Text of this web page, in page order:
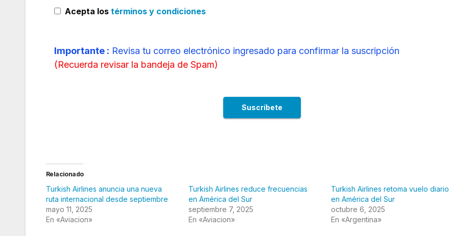
Acepta los términos y condiciones
Importante : Revisa tu correo electrónico ingresado para confirmar la suscripción
(Recuerda revisar la bandeja de Spam)
Relacionado
Turkish Airlines anuncia una nueva
ruta internacional desde septiembre
mayo 11, 2025
En «Aviacion»
Turkish Airlines reduce frecuencias
en América del Sur
septiembre 7, 2025
En «Aviacion»
Turkish Airlines retoma vuelo diario
en América del Sur
octubre 6, 2025
En «Argentina»